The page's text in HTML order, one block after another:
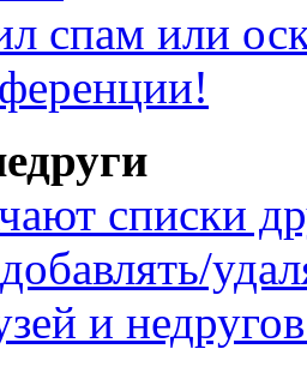
спам или
списки
и